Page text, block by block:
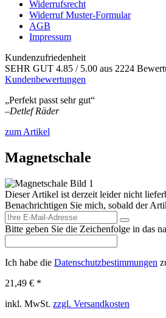
Widerrufsrecht
Widerruf Muster-Formular
AGB
Impressum
Kundenzufriedenheit
SEHR GUT 4.85 / 5.00 aus 2224
Kundenbewertungen
„Perfekt passt sehr gut“
–Detlef Räder
zum Artikel
Magnetschale
Dieser Artikel ist derzeit leider nicht
Benachrichtigen Sie mich, sobald der
Bitte geben Sie die Zeichenfolge in das
Ich habe die Datenschutzbestimmungen
21,49 € *
inkl. MwSt. zzgl. Versandkosten